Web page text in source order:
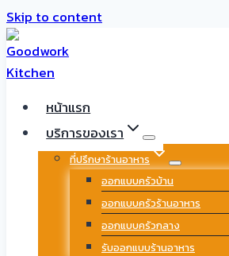
Skip to content
หน้าแรก
บริการของเรา
ที่ปรึกษาร้านอาหาร
ออกแบบครัวบ้าน
ออกแบบครัวร้านอาหาร
ออกแบบครัวกลาง
รับออกแบบร้านอาหาร